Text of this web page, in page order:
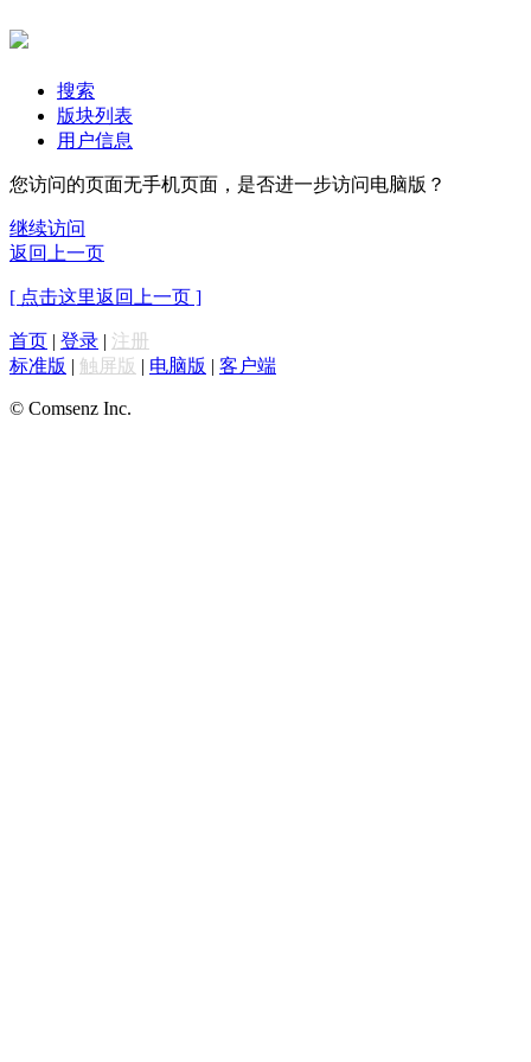
搜索
版块列表
用户信息
您访问的页面无手机页面，是否进一步访问电脑版？
继续访问
返回上一页
[ 点击这里返回上一页 ]
首页 | 登录 | 注册
标准版 | 触屏版 | 电脑版 | 客户端
© Comsenz Inc.